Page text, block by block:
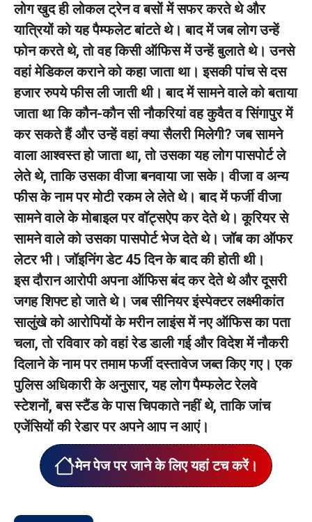
लोग खुद ही लोकल ट्रेन व बसों में सफर करते थे और
यात्रियों को यह पैम्फलेट बांटते थे। बाद में जब लोग उन्हें
फोन करते थे, तो वह किसी ऑफिस में उन्हें बुलाते थे। उनसे
वहां मेडिकल कराने को कहा जाता था। इसकी पांच से दस
हजार रुपये फीस ली जाती थी। बाद में सामने वाले को बताया
जाता था कि कौन-कौन सी नौकरियां वह कुवैत व सिंगापुर में
कर सकते हैं और उन्हें वहां क्या सैलरी मिलेगी? जब सामने
वाला आश्वस्त हो जाता था, तो उसका यह लोग पासपोर्ट ले
लेते थे, ताकि उसका वीजा बनवाया जा सके। वीजा व अन्य
फीस के नाम पर मोटी रकम ले लेते थे। बाद में फर्जी वीजा
सामने वाले के मोबाइल पर वॉट्सऐप कर देते थे। कूरियर से
सामने वाले को उसका पासपोर्ट भेज देते थे। जॉब का ऑफर
लेटर भी। जॉइनिंग डेट 45 दिन के बाद की होती थी।
इस दौरान आरोपी अपना ऑफिस बंद कर देते थे और दूसरी
जगह शिफ्ट हो जाते थे। जब सीनियर इंस्पेक्टर लक्ष्मीकांत
सालुंखे को आरोपियों के मरीन लाइंस में नए ऑफिस का पता
चला, तो रविवार को वहां रेड डाली गई और विदेश में नौकरी
दिलाने के नाम पर तमाम फर्जी दस्तावेज जब्त किए गए। एक
पुलिस अधिकारी के अनुसार, यह लोग पैम्फलेट रेलवे
स्टेशनों, बस स्टैंड के पास चिपकाते नहीं थे, ताकि जांच
एजेंसियों की रेडार पर अपने आप न आएं।
मेन पेज पर जाने के लिए यहां टच करें।